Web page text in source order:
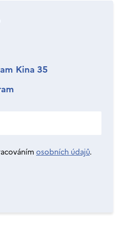
Kina 35
osobních údajů.